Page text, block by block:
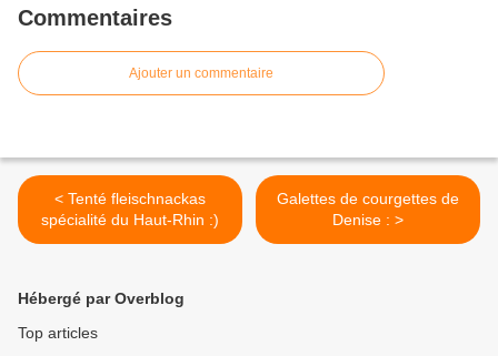
Commentaires
Ajouter un commentaire
< Tenté fleischnackas
spécialité du Haut-Rhin :)
Galettes de courgettes de
Denise : >
Hébergé par Overblog
Top articles